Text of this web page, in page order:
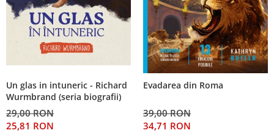
Un glas in intuneric - Richard
Wurmbrand (seria biografii)
29,00 RON
25,81 RON
Evadarea din Roma
39,00 RON
34,71 RON